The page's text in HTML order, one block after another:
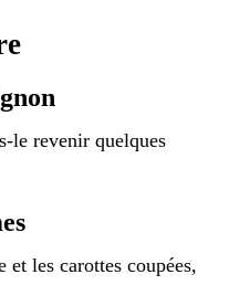
le revenir quelques
les carottes coupées,